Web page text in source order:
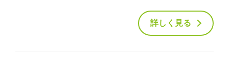
詳しく見る